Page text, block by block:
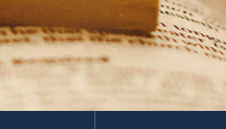
해외선교
법인후원금내역